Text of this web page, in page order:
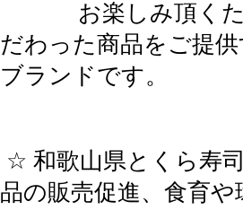
お楽しみ頂くため
だわった商品をご提
ブランドです。
☆ 和歌山県とくら寿
品の販売促進、食育